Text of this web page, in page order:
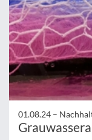
01.08.24 –